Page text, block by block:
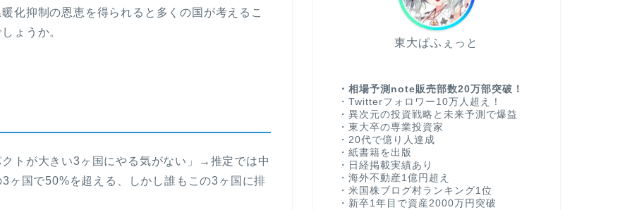
化抑制の恩恵を得られると多くの国が考えるこ
ょうか。
トが大きい3ヶ国にやる気がない」→推定では中
ヶ国で50%を超える、しかし誰もこの3ヶ国に排
東大ぱふぇっと
・相場予測note販売部数20万部突破！
・Twitterフォロワー10万人超え！
・異次元の投資戦略と未来予測で爆益
・東大卒の専業投資家
・20代で億り人達成
・紙書籍を出版
・日経掲載実績あり
・海外不動産1億円超え
・米国株ブログ村ランキング1位
・新卒1年目で資産2000万円突破